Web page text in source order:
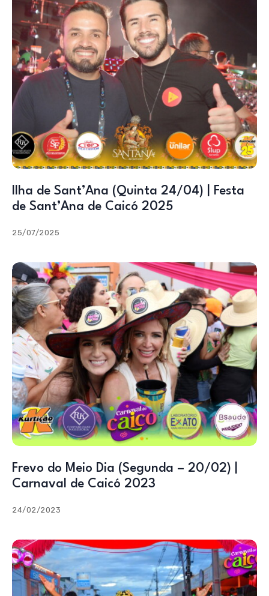
Ilha de Sant’Ana (Quinta 24/04) | Festa
de Sant’Ana de Caicó 2025
25/07/2025
Frevo do Meio Dia (Segunda – 20/02) |
Carnaval de Caicó 2023
24/02/2023